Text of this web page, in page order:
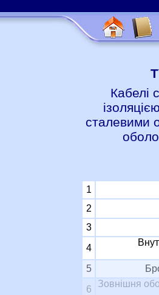
Кабелі
сталевими
1
2
3
4
5
6
Зовнішня